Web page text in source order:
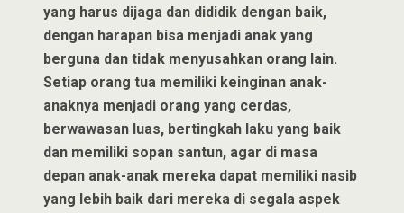
yang harus dijaga dan dididik dengan baik,
dengan harapan bisa menjadi anak yang
berguna dan tidak menyusahkan orang lain.
Setiap orang tua memiliki keinginan anak-
anaknya menjadi orang yang cerdas,
berwawasan luas, bertingkah laku yang baik
dan memiliki sopan santun, agar di masa
depan anak-anak mereka dapat memiliki nasib
yang lebih baik dari mereka di segala aspek